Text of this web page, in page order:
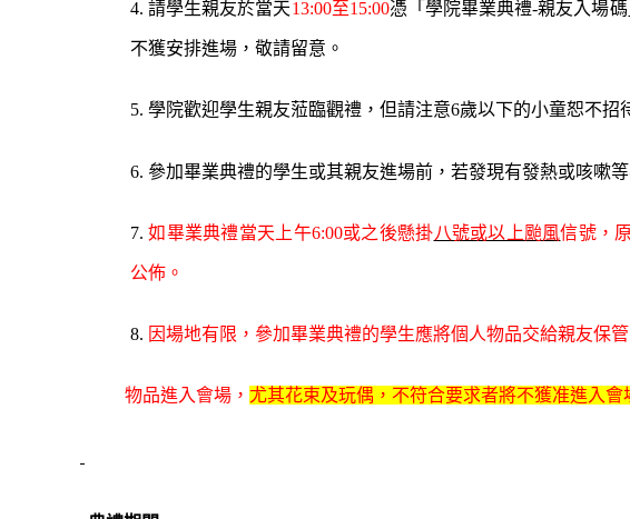
4.請學生親友於當天13:00至15:00憑「 學院畢業典禮-親友入場碼
不獲安排進場，敬請留意。
5. 學院歡迎學生親友蒞臨觀禮，但請注意6歲以下的小童恕不招
6. 參加畢業典禮的學生或其親友進場前 ，若發現有發熱或咳嗽
7.如畢業典禮當天 上午6:00或之後懸掛八號或以上颱風信號，
公佈。
8. 因場地有限，參加畢業典禮的學生應將個人物品交給親友保
物品進入會場， 尤其花束及玩偶，不符合要求者將不獲准進入會